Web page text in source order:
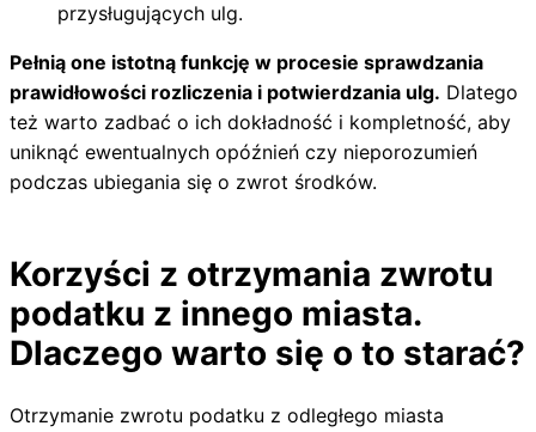
przysługujących ulg.
Pełnią one istotną funkcję w procesie sprawdzania
prawidłowości rozliczenia i potwierdzania ulg. Dlatego
też warto zadbać o ich dokładność i kompletność, aby
uniknąć ewentualnych opóźnień czy nieporozumień
podczas ubiegania się o zwrot środków.
Korzyści z otrzymania zwrotu
podatku z innego miasta.
Dlaczego warto się o to starać?
Otrzymanie zwrotu podatku z odległego miasta